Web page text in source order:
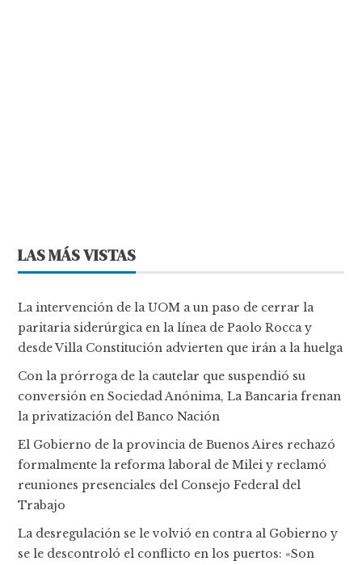
LAS MÁS VISTAS
La intervención de la UOM a un paso de cerrar la
paritaria siderúrgica en la línea de Paolo Rocca y
desde Villa Constitución advierten que irán a la huelga
Con la prórroga de la cautelar que suspendió su
conversión en Sociedad Anónima, La Bancaria frenan
la privatización del Banco Nación
El Gobierno de la provincia de Buenos Aires rechazó
formalmente la reforma laboral de Milei y reclamó
reuniones presenciales del Consejo Federal del
Trabajo
La desregulación se le volvió en contra al Gobierno y
se le descontroló el conflicto en los puertos: «Son